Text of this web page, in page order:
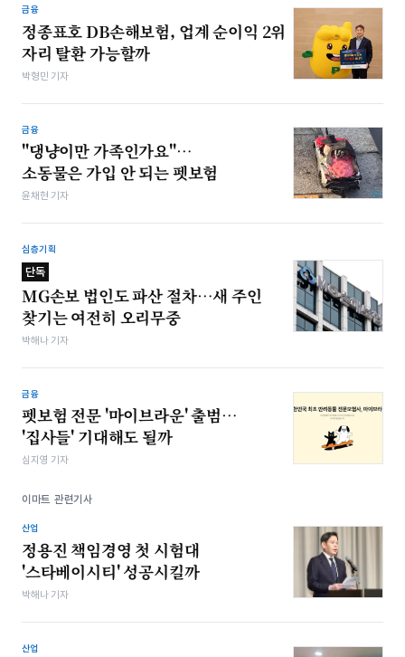
금융
정종표호 DB손해보험, 업계 순이익 2위
자리 탈환 가능할까
박형민 기자
금융
"댕냥이만 가족인가요"…
소동물은 가입 안 되는 펫보험
윤채현 기자
심층기획
단독
MG손보 법인도 파산 절차…새 주인
찾기는 여전히 오리무중
박해나 기자
금융
펫보험 전문 '마이브라운' 출범…
'집사들' 기대해도 될까
심지영 기자
이마트 관련기사
산업
정용진 책임경영 첫 시험대
'스타베이시티' 성공시킬까
박해나 기자
산업